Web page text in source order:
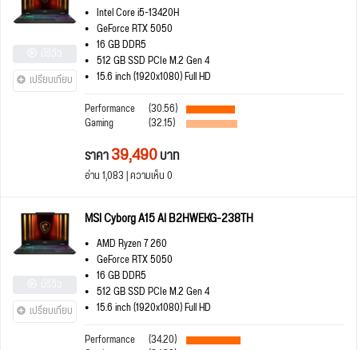
เปรียบเทียบ
Intel Core i5-13420H
GeForce RTX 5050
16 GB DDR5
512 GB SSD PCIe M.2 Gen 4
15.6 inch (1920x1080) Full HD
Performance
(30.56)
Gaming (32.15)
ราคา39,490บาท
อ่าน 1,083 | ความเห็น 0
เปรียบเทียบ
MSI Cyborg A15 AI B2HWEKG-238TH
AMD Ryzen 7 260
GeForce RTX 5050
16 GB DDR5
512 GB SSD PCIe M.2 Gen 4
15.6 inch (1920x1080) Full HD
Performance
(34.20)